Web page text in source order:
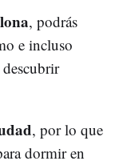
, podrás
e incluso
, por lo que
dormir en